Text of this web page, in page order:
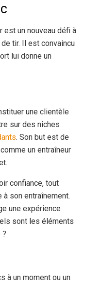
est un nouveau défi à
tir. Il est convaincu
lui donne un
une clientèle
sur des niches
. Son but est de
un entraîneur
confiance, tout
son entraînement.
une expérience
sont les éléments
?
à un moment ou un